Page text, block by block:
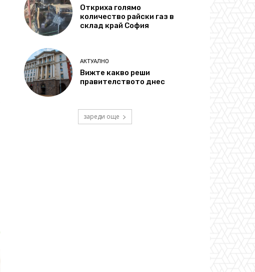
Откриха голямо
количество райски газ в
склад край София
АКТУАЛНО
Вижте какво реши
правителството днес
зареди още